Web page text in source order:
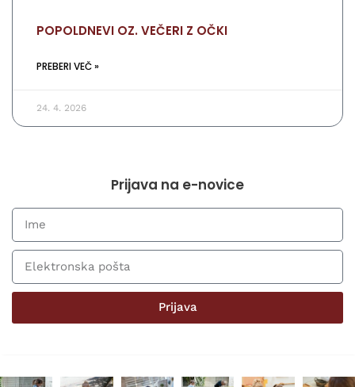
POPOLDNEVI OZ. VEČERI Z OČKI
PREBERI VEČ »
24. 4. 2026
Prijava na e-novice
Prijava